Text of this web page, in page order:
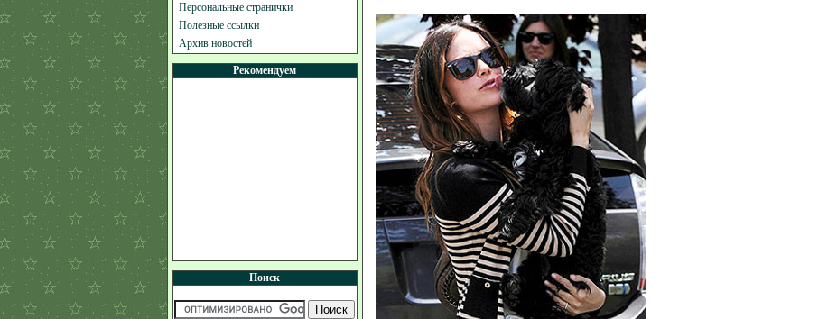
Персональные странички
Полезные ссылки
Архив новостей
Рекомендуем
Поиск